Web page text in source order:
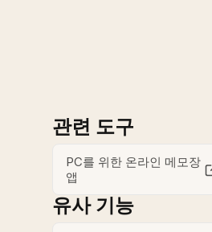
관련 도구
PC를 위한 온라인 메모장
앱
유사 기능